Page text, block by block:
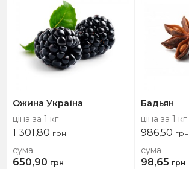
Ожина Україна
ціна за 1 кг
1 301,80 грн
сума
650,90 грн
Бадьян
ціна за 1 кг
986,50 грн
сума
98,65 грн